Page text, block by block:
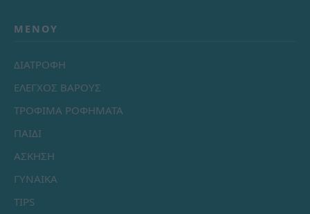
ΜΕΝΟΎ
ΔΙΑΤΡΟΦΗ
ΕΛΕΓΧΟΣ ΒΑΡΟΥΣ
ΤΡΟΦΙΜΑ ΡΟΦΗΜΑΤΑ
ΠΑΙΔΙ
ΑΣΚΗΣΗ
ΓΥΝΑΙΚΑ
TIPS